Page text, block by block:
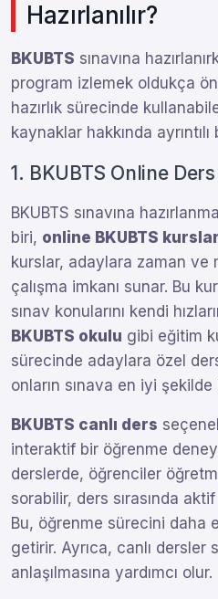
Hazırlanılır?
BKUBTS sınavına
program izlemek oldukça
hazırlık sürecinde
kaynaklar hakkında
1. BKUBTS Online
BKUBTS sınavına
biri, online BKUBTS
kurslar, adaylara zaman ve
çalışma imkanı sunar. Bu
sınav konularını kendi
BKUBTS okulu gibi eğitim
sürecinde adaylara özel
onların sınava en iyi şekilde
BKUBTS canlı ders
interaktif bir öğrenme
derslerde, öğrenciler
sorabilir, ders sırasında
Bu, öğrenme sürecini daha
getirir. Ayrıca, canlı dersler
anlaşılmasına yardımcı olur.